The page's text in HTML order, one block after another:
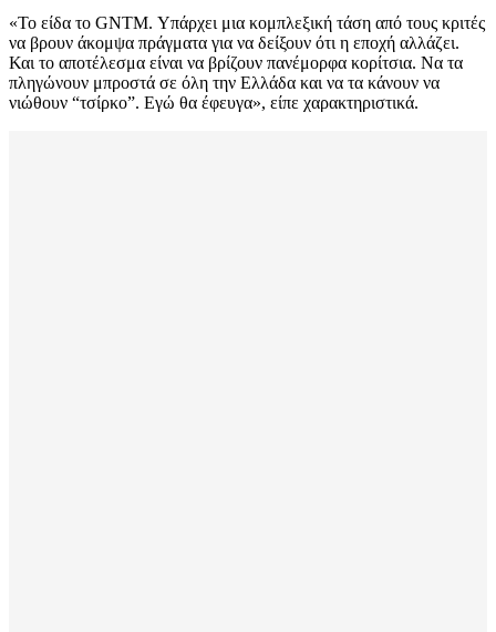
«Το είδα το GNTM. Υπάρχει μια κομπλεξική τάση από τους κριτές
να βρουν άκομψα πράγματα για να δείξουν ότι η εποχή αλλάζει.
Και το αποτέλεσμα είναι να βρίζουν πανέμορφα κορίτσια. Να τα
πληγώνουν μπροστά σε όλη την Ελλάδα και να τα κάνουν να
νιώθουν “τσίρκο”. Εγώ θα έφευγα», είπε χαρακτηριστικά.